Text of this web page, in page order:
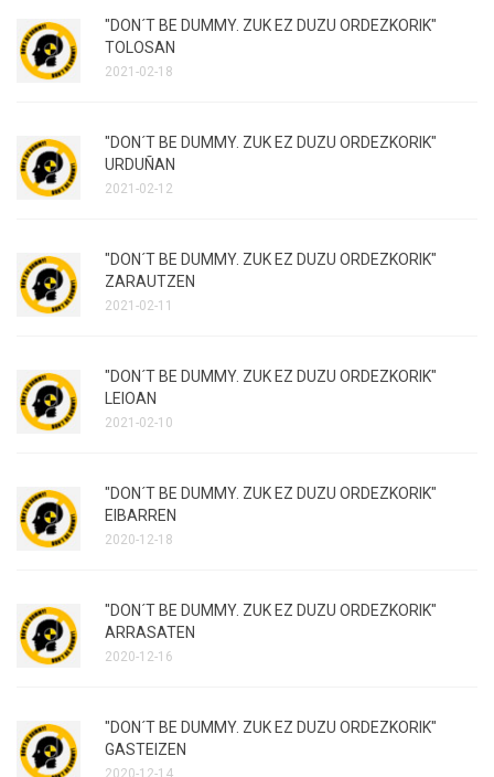
"DON´T BE DUMMY. ZUK EZ DUZU ORDEZKORIK"
TOLOSAN
2021-02-18
"DON´T BE DUMMY. ZUK EZ DUZU ORDEZKORIK"
URDUÑAN
2021-02-12
"DON´T BE DUMMY. ZUK EZ DUZU ORDEZKORIK"
ZARAUTZEN
2021-02-11
"DON´T BE DUMMY. ZUK EZ DUZU ORDEZKORIK"
LEIOAN
2021-02-10
"DON´T BE DUMMY. ZUK EZ DUZU ORDEZKORIK"
EIBARREN
2020-12-18
"DON´T BE DUMMY. ZUK EZ DUZU ORDEZKORIK"
ARRASATEN
2020-12-16
"DON´T BE DUMMY. ZUK EZ DUZU ORDEZKORIK"
GASTEIZEN
2020-12-14